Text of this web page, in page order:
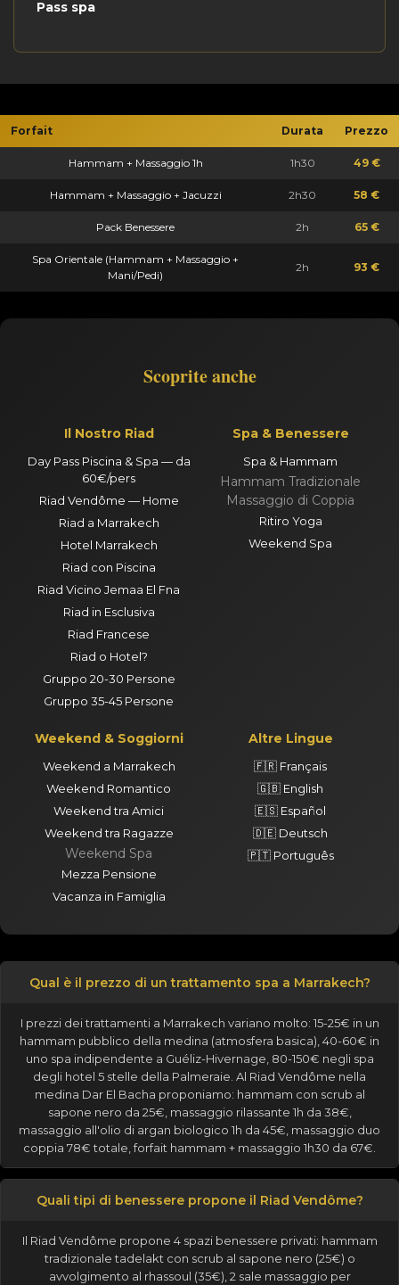
Pass spa
Forfait Durata Prezzo
Hammam + Massaggio 1h 1h30 49 €
Hammam + Massaggio + Jacuzzi 2h30 58 €
Pack Benessere 2h 65 €
Spa Orientale (Hammam + Massaggio +
Mani/Pedi)
2h 93 €
Scoprite anche
Il Nostro Riad
Day Pass Piscina & Spa — da
60€/pers
Riad Vendôme — Home
Riad a Marrakech
Hotel Marrakech
Riad con Piscina
Riad Vicino Jemaa El Fna
Riad in Esclusiva
Riad Francese
Riad o Hotel?
Gruppo 20-30 Persone
Gruppo 35-45 Persone
Spa & Benessere
Spa & Hammam
Hammam Tradizionale
Massaggio di Coppia
Ritiro Yoga
Weekend Spa
Weekend & Soggiorni
Weekend a Marrakech
Weekend Romantico
Weekend tra Amici
Weekend tra Ragazze
Weekend Spa
Mezza Pensione
Vacanza in Famiglia
Altre Lingue
🇫🇷 Français
🇬🇧 English
🇪🇸 Español
🇩🇪 Deutsch
🇵🇹 Português
Qual è il prezzo di un trattamento spa a Marrakech?
I prezzi dei trattamenti a Marrakech variano molto: 15-25€ in un
hammam pubblico della medina (atmosfera basica), 40-60€ in
uno spa indipendente a Guéliz-Hivernage, 80-150€ negli spa
degli hotel 5 stelle della Palmeraie. Al Riad Vendôme nella
medina Dar El Bacha proponiamo: hammam con scrub al
sapone nero da 25€, massaggio rilassante 1h da 38€,
massaggio all'olio di argan biologico 1h da 45€, massaggio duo
coppia 78€ totale, forfait hammam + massaggio 1h30 da 67€.
Quali tipi di benessere propone il Riad Vendôme?
Il Riad Vendôme propone 4 spazi benessere privati: hammam
tradizionale tadelakt con scrub al sapone nero (25€) o
avvolgimento al rhassoul (35€), 2 sale massaggio per